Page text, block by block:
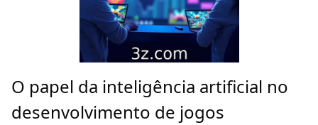
O papel da inteligência artificial no
desenvolvimento de jogos